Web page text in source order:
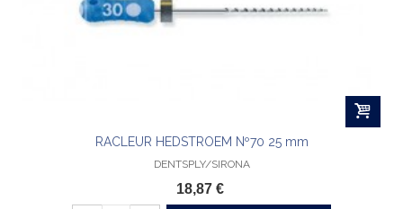
RACLEUR HEDSTROEM Nº70 25 mm
DENTSPLY/SIRONA
18,87 €